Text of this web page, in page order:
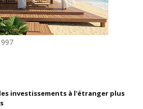
investissements à l'étranger plus